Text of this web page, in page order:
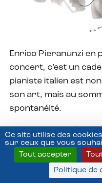
Ce site utilise des
sur ceux que vous
Tout accepter
Politique de
Enrico Pieranunzi en
concert, c’est un
pianiste italien est
son art, mais au
spontanéité.
Enrico pianunzi
autobiographiques),
chez Hélène-